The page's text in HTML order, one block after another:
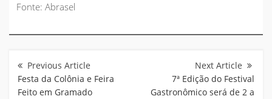
Fonte: Abrasel
de
Post
Festa da Colônia e Feira
Feito em Gramado
7ª Edição do Festival
Gastronômico será de 2 a